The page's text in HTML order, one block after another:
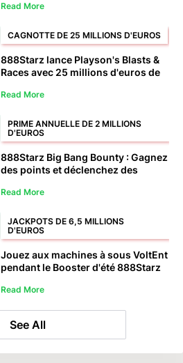
Read More
CAGNOTTE DE 25 MILLIONS D'EUROS
888Starz lance Playson's Blasts &
Races avec 25 millions d'euros de
Read More
PRIME ANNUELLE DE 2 MILLIONS
D'EUROS
888Starz Big Bang Bounty : Gagnez
des points et déclenchez des
d’une cagnotte de 2 millions
Read More
JACKPOTS DE 6,5 MILLIONS
D'EUROS
Jouez aux machines à sous VoltEnt
pendant le Booster d'été 888Starz
récompenses.
Read More
See All